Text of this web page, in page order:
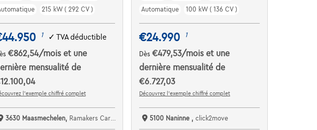
215 kW ( 292 CV )
1 ✓ TVA déductible
€862,54/mois et une
mensualité de
l’exemple chiffré complet
3630 Maasmechelen, Ramakers Car Center
Automatique
100 kW ( 136 CV )
€24.990 1
Dès€479,53/moiset une
dernière mensualité de
€6.727,03
Découvrez l’exemple chiffré complet
5100 Naninne ,click2move